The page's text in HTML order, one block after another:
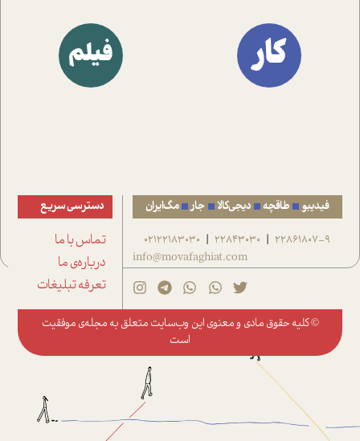
کار فیلم
فیدیبو طاقچه دیجی‌کالا جار مگ‌ایران
22861807-9
|
22843030
|
02122183030
info@movafaghiat.com
دسترسی سریع
تماس با ما
درباره‌ی ما
تعرفه تبلیغات
© کلیه حقوق مادی و معنوی این وب‌سایت متعلق به مجله‌ی موفقیت
است